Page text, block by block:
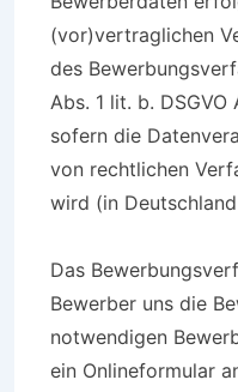
(vor)vertraglichen
des
Abs. 1 lit. b. DSGVO
sofern die
von rechtlichen
wird (in
Das
Bewerber uns die
notwendigen
ein Onlineformular